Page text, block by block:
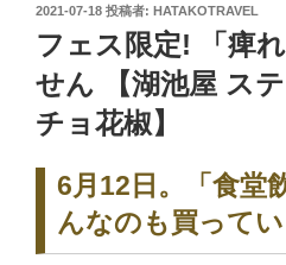
投
日:
2021-07-18 投稿者: HATAKOTRAVEL
フェス限定! 「痺
せん 【湖池屋 ス
チョ花椒】
6月12日。「食堂
んなのも買って